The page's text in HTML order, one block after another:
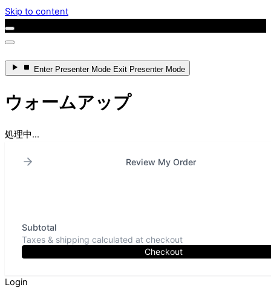
Skip to content
Enter Presenter Mode Exit Presenter Mode
ウォームアップ
処理中...
Review My Order
Subtotal
Taxes & shipping calculated at checkout
Checkout
Login